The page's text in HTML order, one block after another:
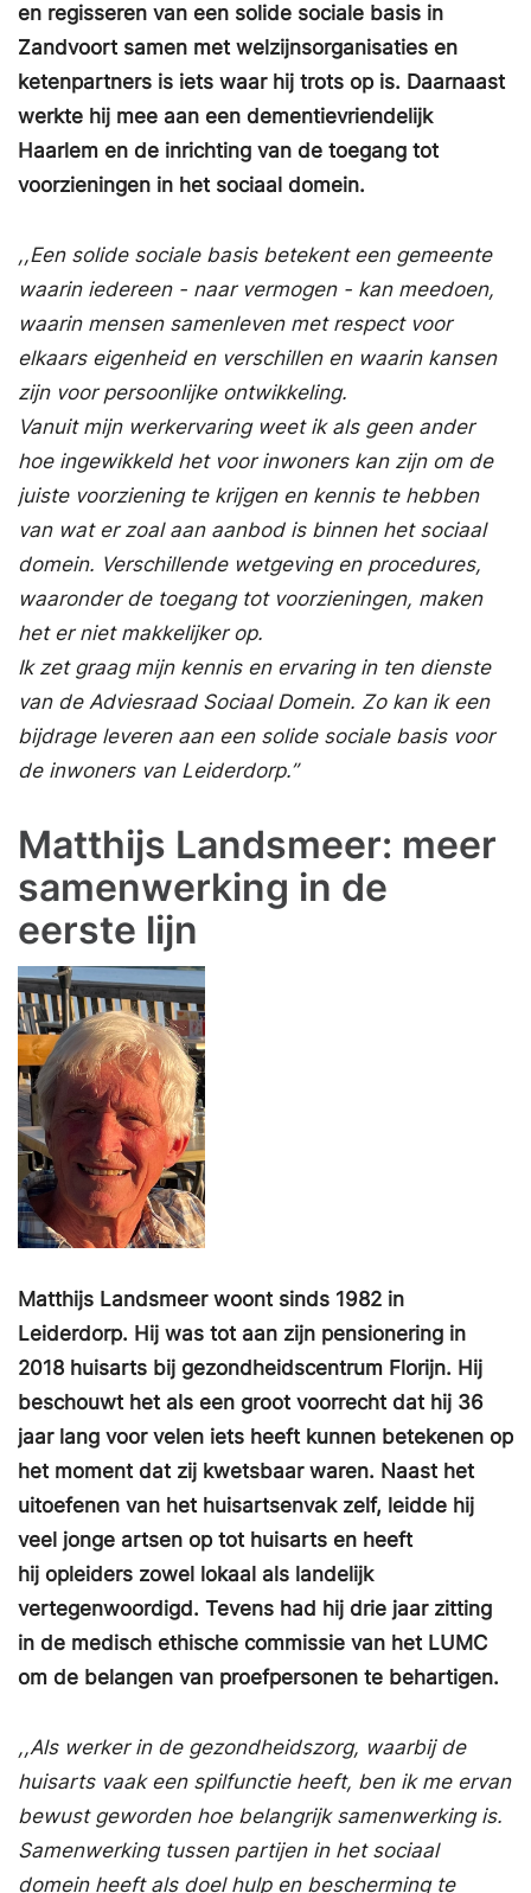
en regisseren van een solide sociale basis in
Zandvoort samen met welzijnsorganisaties en
ketenpartners is iets waar hij trots op is. Daarnaast
werkte hij mee aan een dementievriendelijk
Haarlem en de inrichting van de toegang tot
voorzieningen in het sociaal domein.
,,Een solide sociale basis betekent een gemeente
waarin iedereen - naar vermogen - kan meedoen,
waarin mensen samenleven met respect voor
elkaars eigenheid en verschillen en waarin kansen
zijn voor persoonlijke ontwikkeling.
Vanuit mijn werkervaring weet ik als geen ander
hoe ingewikkeld het voor inwoners kan zijn om de
juiste voorziening te krijgen en kennis te hebben
van wat er zoal aan aanbod is binnen het sociaal
domein. Verschillende wetgeving en procedures,
waaronder de toegang tot voorzieningen, maken
het er niet makkelijker op.
Ik zet graag mijn kennis en ervaring in ten dienste
van de Adviesraad Sociaal Domein. Zo kan ik een
bijdrage leveren aan een solide sociale basis voor
de inwoners van Leiderdorp.”
Matthijs Landsmeer: meer
samenwerking in de
eerste lijn
Matthijs Landsmeer woont sinds 1982 in
Leiderdorp. Hij was tot aan zijn pensionering in
2018 huisarts bij gezondheidscentrum Florijn. Hij
beschouwt het als een groot voorrecht dat hij 36
jaar lang voor velen iets heeft kunnen betekenen op
het moment dat zij kwetsbaar waren. Naast het
uitoefenen van het huisartsenvak zelf, leidde hij
veel jonge artsen op tot huisarts en heeft
hij opleiders zowel lokaal als landelijk
vertegenwoordigd. Tevens had hij drie jaar zitting
in de medisch ethische commissie van het LUMC
om de belangen van proefpersonen te behartigen.
,,Als werker in de gezondheidszorg, waarbij de
huisarts vaak een spilfunctie heeft, ben ik me ervan
bewust geworden hoe belangrijk samenwerking is.
Samenwerking tussen partijen in het sociaal
domein heeft als doel hulp en bescherming te